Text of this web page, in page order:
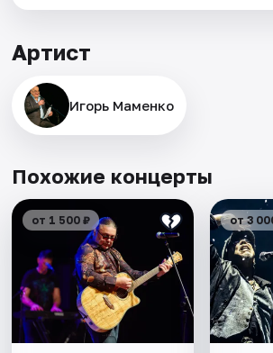
Артист
Игорь Маменко
Похожие концерты
от 1 500 ₽ от 3